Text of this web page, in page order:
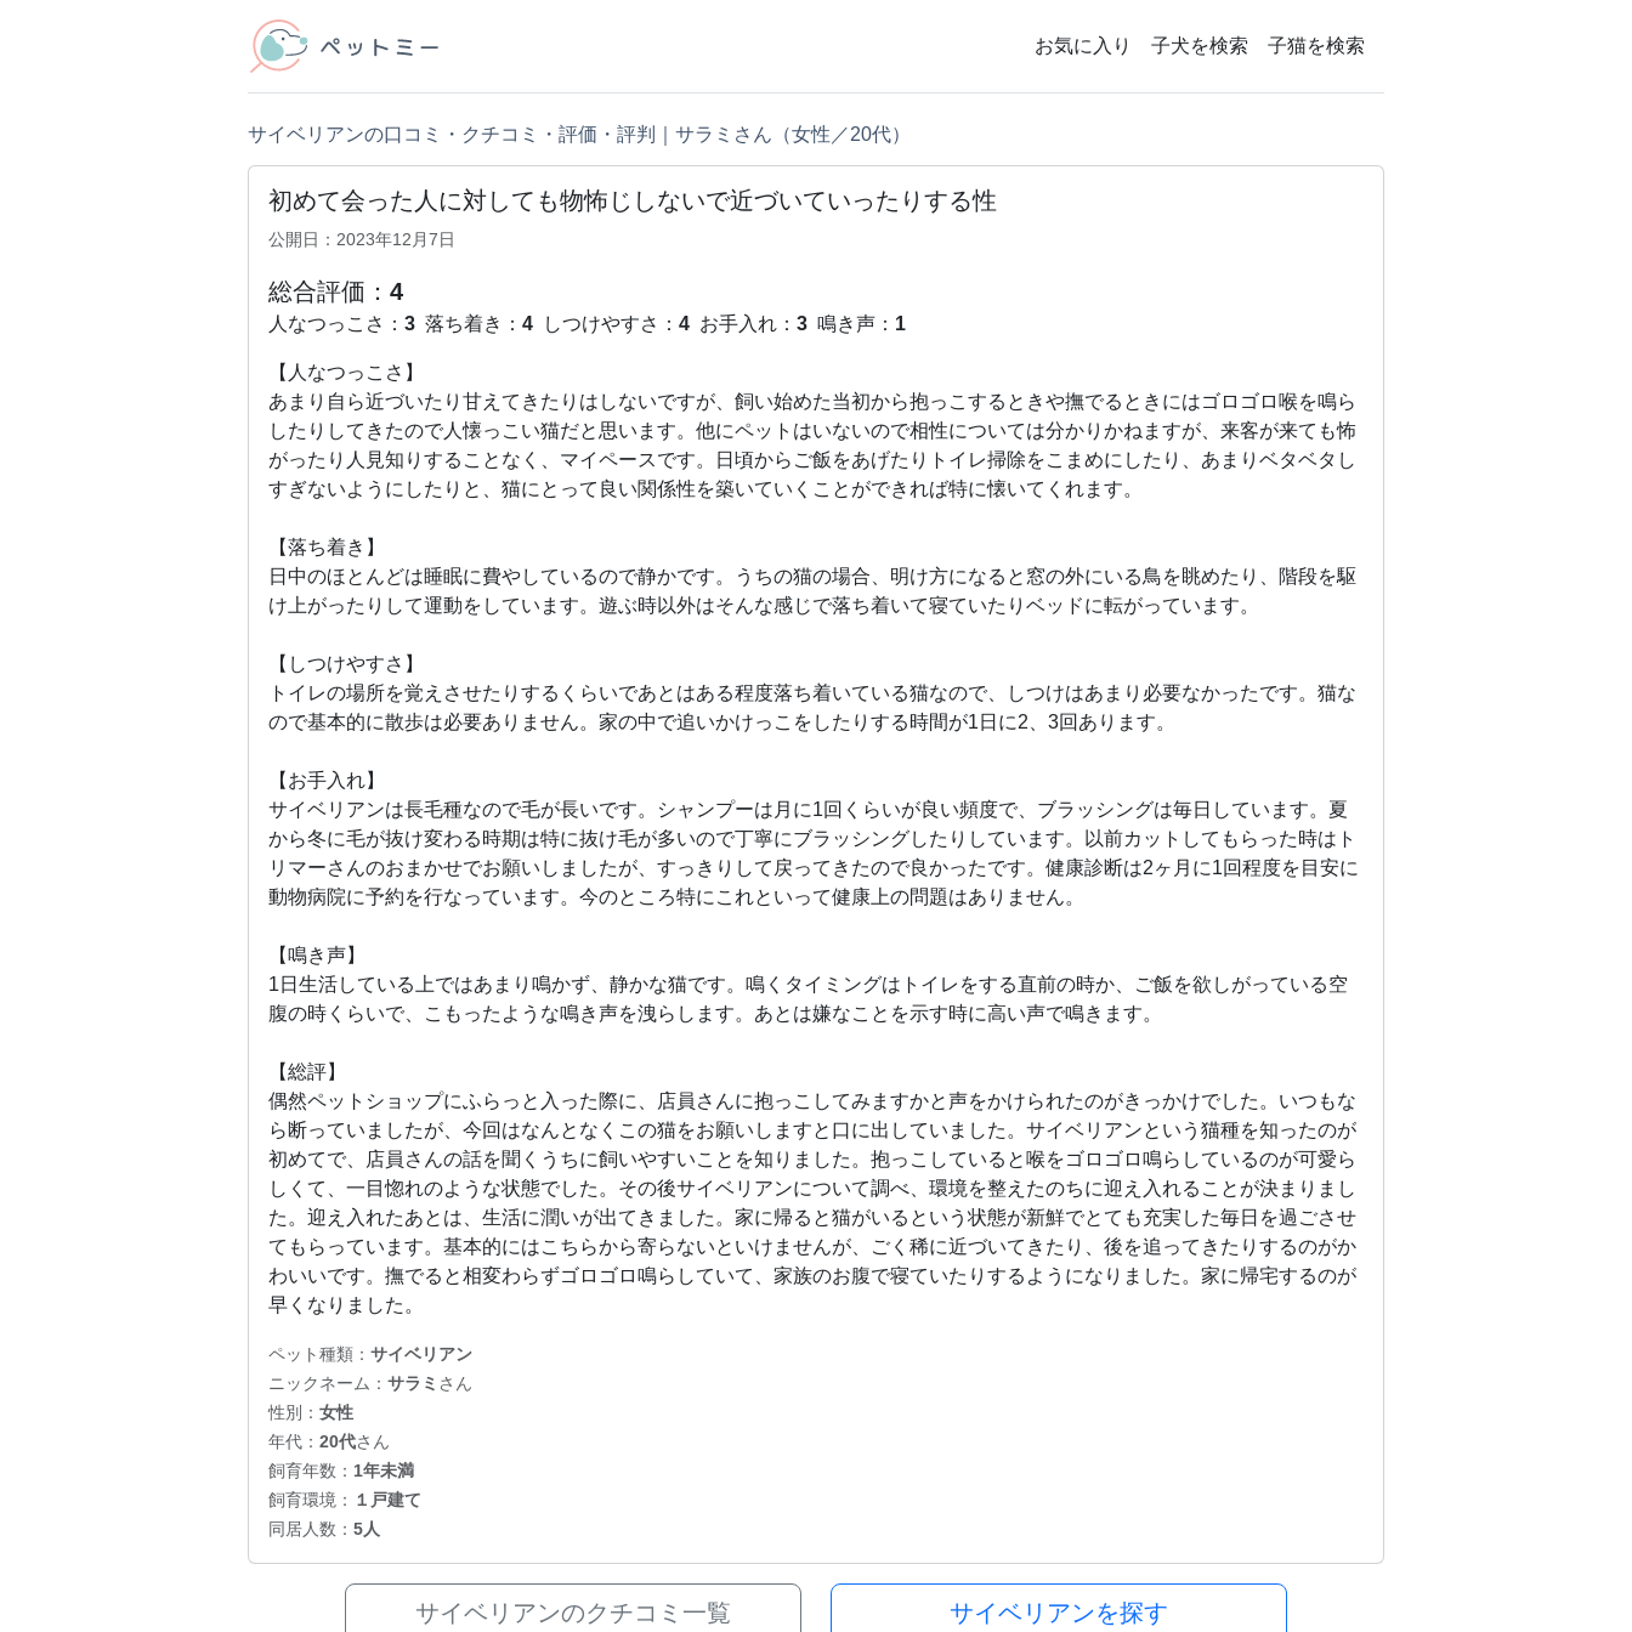
お気に入り 子犬を検索 子猫を検索
サイベリアンの口コミ・クチコミ・評価・評判｜サラミさん（女性／20代）
初めて会った人に対しても物怖じしないで近づいていったりする性
公開日：2023年12月7日
総合評価： 4
人なつっこさ： 3 落ち着き： 4 しつけやすさ： 4 お手入れ： 3 鳴き声： 1
【人なつっこさ】
あまり自ら近づいたり甘えてきたりはしないですが、飼い始めた当初から抱っこするときや撫でるときにはゴロゴロ喉を鳴ら
したりしてきたので人懐っこい猫だと思います。他にペットはいないので相性については分かりかねますが、来客が来ても怖
がったり人見知りすることなく、マイペースです。日頃からご飯をあげたりトイレ掃除をこまめにしたり、あまりベタベタし
すぎないようにしたりと、猫にとって良い関係性を築いていくことができれば特に懐いてくれます。
【落ち着き】
日中のほとんどは睡眠に費やしているので静かです。うちの猫の場合、明け方になると窓の外にいる鳥を眺めたり、階段を駆
け上がったりして運動をしています。遊ぶ時以外はそんな感じで落ち着いて寝ていたりベッドに転がっています。
【しつけやすさ】
トイレの場所を覚えさせたりするくらいであとはある程度落ち着いている猫なので、しつけはあまり必要なかったです。猫な
ので基本的に散歩は必要ありません。家の中で追いかけっこをしたりする時間が1日に2、3回あります。
【お手入れ】
サイベリアンは長毛種なので毛が長いです。シャンプーは月に1回くらいが良い頻度で、ブラッシングは毎日しています。夏
から冬に毛が抜け変わる時期は特に抜け毛が多いので丁寧にブラッシングしたりしています。以前カットしてもらった時はト
リマーさんのおまかせでお願いしましたが、すっきりして戻ってきたので良かったです。健康診断は2ヶ月に1回程度を目安に
動物病院に予約を行なっています。今のところ特にこれといって健康上の問題はありません。
【鳴き声】
1日生活している上ではあまり鳴かず、静かな猫です。鳴くタイミングはトイレをする直前の時か、ご飯を欲しがっている空
腹の時くらいで、こもったような鳴き声を洩らします。あとは嫌なことを示す時に高い声で鳴きます。
【総評】
偶然ペットショップにふらっと入った際に、店員さんに抱っこしてみますかと声をかけられたのがきっかけでした。いつもな
ら断っていましたが、今回はなんとなくこの猫をお願いしますと口に出していました。サイベリアンという猫種を知ったのが
初めてで、店員さんの話を聞くうちに飼いやすいことを知りました。抱っこしていると喉をゴロゴロ鳴らしているのが可愛ら
しくて、一目惚れのような状態でした。その後サイベリアンについて調べ、環境を整えたのちに迎え入れることが決まりまし
た。迎え入れたあとは、生活に潤いが出てきました。家に帰ると猫がいるという状態が新鮮でとても充実した毎日を過ごさせ
てもらっています。基本的にはこちらから寄らないといけませんが、ごく稀に近づいてきたり、後を追ってきたりするのがか
わいいです。撫でると相変わらずゴロゴロ鳴らしていて、家族のお腹で寝ていたりするようになりました。家に帰宅するのが
早くなりました。
ペット種類： サイベリアン
ニックネーム： サラミ さん
性別： 女性
年代： 20代さん
飼育年数： 1年未満
飼育環境： １戸建て
同居人数： 5人
サイベリアンのクチコミ一覧 サイベリアンを探す